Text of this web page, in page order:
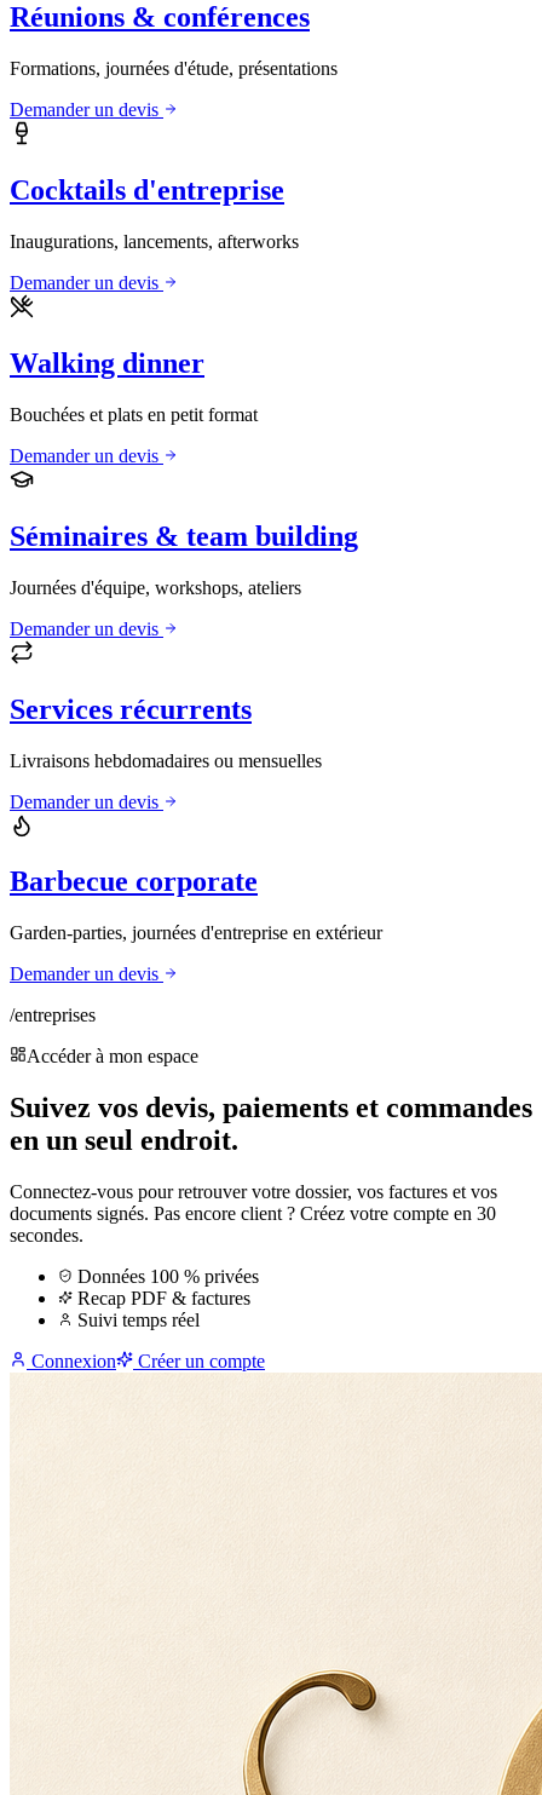
Réunions & conférences
Formations, journées d'étude, présentations
Demander un devis
Cocktails d'entreprise
Inaugurations, lancements, afterworks
Demander un devis
Walking dinner
Bouchées et plats en petit format
Demander un devis
Séminaires & team building
Journées d'équipe, workshops, ateliers
Demander un devis
Services récurrents
Livraisons hebdomadaires ou mensuelles
Demander un devis
Barbecue corporate
Garden-parties, journées d'entreprise en extérieur
Demander un devis
/entreprises
Accéder à mon espace
Suivez vos devis, paiements et commandes
en un seul endroit.
Connectez-vous pour retrouver votre dossier, vos factures et vos
documents signés. Pas encore client ? Créez votre compte en 30
secondes.
Données 100 % privées
Recap PDF & factures
Suivi temps réel
Connexion
Créer un compte